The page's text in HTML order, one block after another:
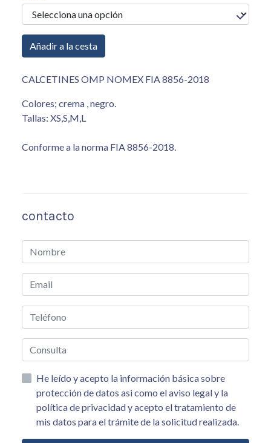
Añadir a la cesta
CALCETINES OMP NOMEX FIA 8856-2018
Colores; crema , negro.
Tallas: XS,S,M,L
Conforme a la norma FIA 8856-2018.
contacto
He leído y acepto la información básica sobre
protección de datos asi como el aviso legal y la
política de privacidad y acepto el tratamiento de
mis datos para el trámite de la solicitud realizada.